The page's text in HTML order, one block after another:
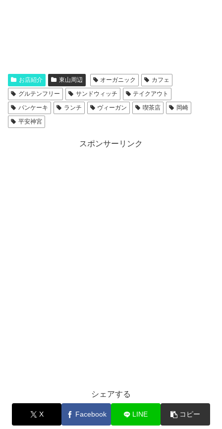
お店紹介 東山周辺 オーガニック
カフェ
グルテンフリー
サンドウィッチ
テイクアウト
パンケーキ
ランチ ヴィーガン 喫茶店
岡崎
平安神宮
スポンサーリンク
シェアする
X Facebook LINE コピー